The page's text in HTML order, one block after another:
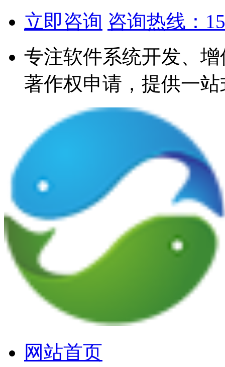
立即咨询 咨询热线：
专注软件系统开发、
著作权申请，提供一
网站首页